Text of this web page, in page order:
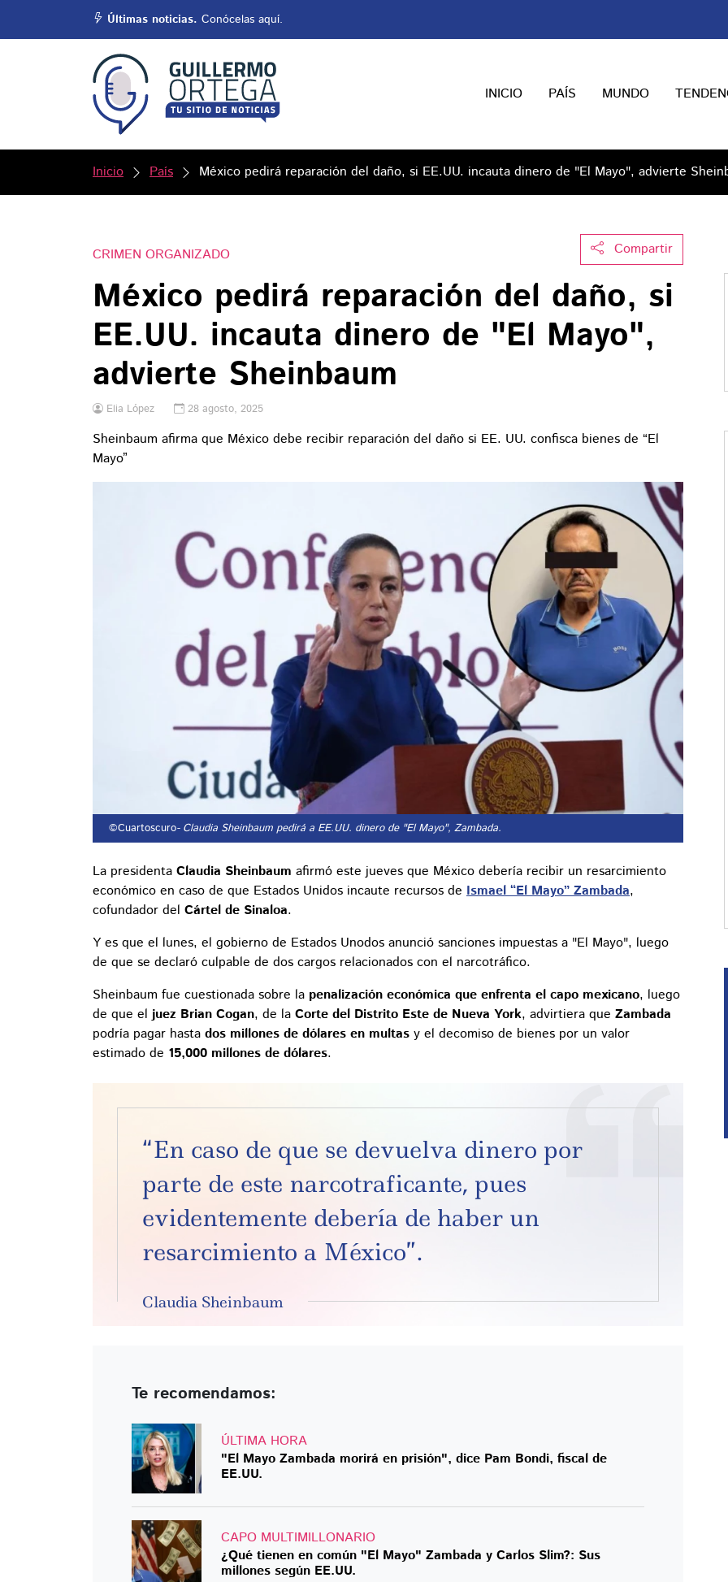
Últimas noticias. Conócelas aquí.
INICIO PAÍS MUNDO
Inicio País México pedirá reparación del daño, si EE.UU. incauta dinero de "El Mayo", advierte
Compartir
CRIMEN ORGANIZADO
México pedirá reparación del daño, si
EE.UU. incauta dinero de "El Mayo",
advierte Sheinbaum
Elia López 28 agosto, 2025
Sheinbaum afirma que México debe recibir reparación del daño si EE. UU. confisca bienes de “El
Mayo”
©Cuartoscuro- Claudia Sheinbaum pedirá a EE.UU. dinero de "El Mayo", Zambada.
La presidenta Claudia Sheinbaum afirmó este jueves que México debería recibir un resarcimiento
económico en caso de que Estados Unidos incaute recursos de Ismael “El Mayo” Zambada,
cofundador del Cártel de Sinaloa.
Y es que el lunes, el gobierno de Estados Unodos anunció sanciones impuestas a "El Mayo", luego
de que se declaró culpable de dos cargos relacionados con el narcotráfico.
Sheinbaum fue cuestionada sobre la penalización económica que enfrenta el capo mexicano, luego
de que el juez Brian Cogan, de la Corte del Distrito Este de Nueva York, advirtiera que Zambada
podría pagar hasta dos millones de dólares en multas y el decomiso de bienes por un valor
estimado de 15,000 millones de dólares.
“En caso de que se devuelva dinero por
parte de este narcotraficante, pues
evidentemente debería de haber un
resarcimiento a México”.
Claudia Sheinbaum
Te recomendamos:
ÚLTIMA HORA
"El Mayo Zambada morirá en prisión", dice Pam Bondi, fiscal de
EE.UU.
CAPO MULTIMILLONARIO
¿Qué tienen en común "El Mayo" Zambada y Carlos Slim?: Sus
millones según EE.UU.